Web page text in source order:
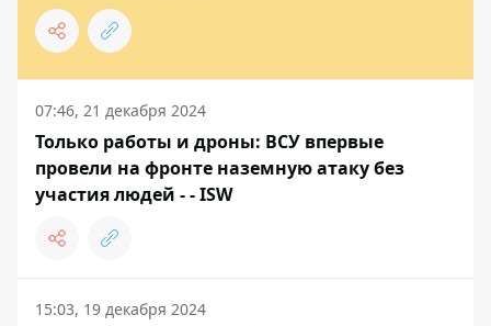
07:46, 21 декабря 2024
Только работы и дроны: ВСУ впервые
провели на фронте наземную атаку без
участия людей - - ISW
15:03, 19 декабря 2024